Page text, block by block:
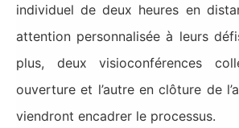
individuel de deux heures en
attention personnalisée à leurs
plus, deux visioconférences
ouverture et l’autre en clôture de
viendront encadrer le processus.